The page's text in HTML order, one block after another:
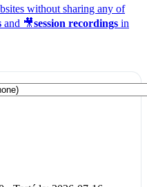
without sharing any of
and 🎥session recordings in